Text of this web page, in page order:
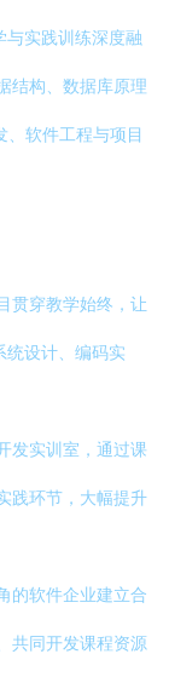
与实践训练深度融
结构、数据库原理
软件工程与项目
贯穿教学始终，让
统设计、编码实
发实训室，通过课
践环节，大幅提升
的软件企业建立合
共同开发课程资源